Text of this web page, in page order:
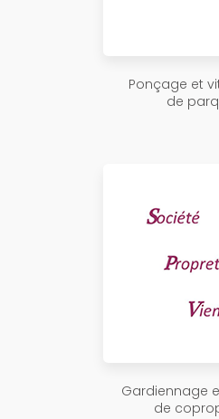
Ponçage et
de
Gardiennage
de